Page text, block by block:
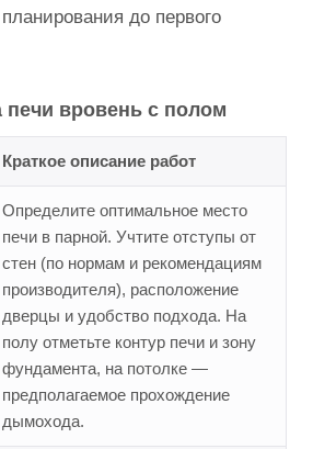
до первого
вровень с полом
Краткое описание работ
Определите оптимальное место
печи в парной. Учтите отступы от
стен (по нормам и рекомендациям
производителя), расположение
дверцы и удобство подхода. На
полу отметьте контур печи и зону
фундамента, на потолке —
предполагаемое прохождение
дымохода.